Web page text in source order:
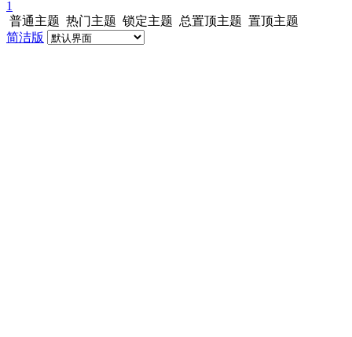
1
普通主题 热门主题 锁定主题 总置顶主题 置顶主题
简洁版